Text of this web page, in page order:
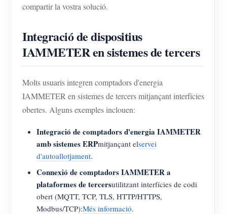
compartir la vostra solució.
Integració de dispositius
IAMMETER en sistemes de tercers
Molts usuaris integren comptadors d'energia
IAMMETER en sistemes de tercers mitjançant interfícies
obertes. Alguns exemples inclouen:
Integració de comptadors d'energia IAMMETER
amb sistemes ERPmitjançant elservei
d'autoallotjament.
Connexió de comptadors IAMMETER a
plataformes de tercersutilitzant interfícies de codi
obert (MQTT, TCP, TLS, HTTP/HTTPS,
Modbus/TCP):Més informació.